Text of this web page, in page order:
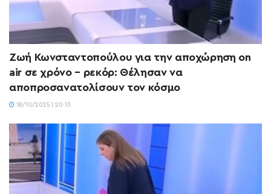
Ζωή Κωνσταντοπούλου για την αποχώρηση on
air σε χρόνο – ρεκόρ: Θέλησαν να
αποπροσανατολίσουν τον κόσμο
18/10/2025 | 20:13